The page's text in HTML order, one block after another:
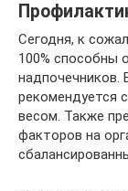
Сегодня, к
100% способны
надпочечников.
рекомендуется
весом. Также
факторов на